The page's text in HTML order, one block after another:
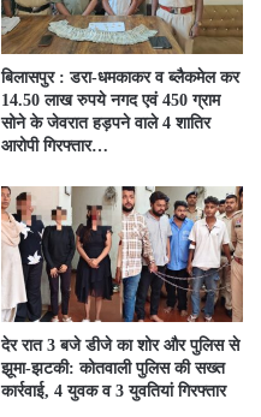
बिलासपुर : डरा-धमकाकर व ब्लैकमेल कर
14.50 लाख रुपये नगद एवं 450 ग्राम
सोने के जेवरात हड़पने वाले 4 शातिर
आरोपी गिरफ्तार…
देर रात 3 बजे डीजे का शोर और पुलिस से
झूमा-झटकी: कोतवाली पुलिस की सख्त
कार्रवाई, 4 युवक व 3 युवतियां गिरफ्तार